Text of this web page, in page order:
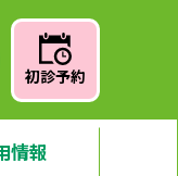
初診予約
情報